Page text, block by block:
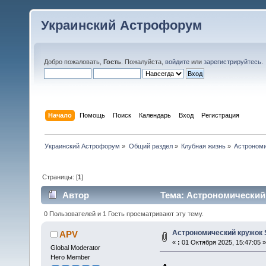
Украинский Астрофорум
Добро пожаловать, Гость . Пожалуйста, войдите или зарегистрируйтесь
Начало Помощь Поиск Календарь Вход Регистрация
Украинский Астрофорум » Общий раздел» Клубная жизнь»
Страницы: [1]
Автор Тема:
0 Пользователей и 1 Гость просматривают эту тему.
APV
Global Moderator
Hero Member
Астрономический кружок
« : 01 Октября 2025, 15:47:05 »